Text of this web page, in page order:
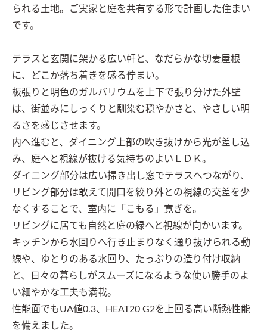
られる土地。ご実家と庭を共有する形で計画した住まい
です。
テラスと玄関に架かる広い軒と、なだらかな切妻屋根
に、どこか落ち着きを感る佇まい。
板張りと明色のガルバリウムを上下で張り分けた外壁
は、街並みにしっくりと馴染む穏やかさと、やさしい明
るさを感じさせます。
内へ進むと、ダイニング上部の吹き抜けから光が差し込
み、庭へと視線が抜ける気持ちのよいＬＤＫ。
ダイニング部分は広い掃き出し窓でテラスへつながり、
リビング部分は敢えて開口を絞り外との視線の交差を少
なくすることで、室内に「こもる」寛ぎを。
リビングに居ても自然と庭の緑へと視線が向かいます。
キッチンから水回りへ行き止まりなく通り抜けられる動
線や、ゆとりのある水回り、たっぷりの造り付け収納
と、日々の暮らしがスムーズになるような使い勝手のよ
い細やかな工夫も満載。
性能面でもUA値0.3、HEAT20 G2を上回る高い断熱性能
を備えました。